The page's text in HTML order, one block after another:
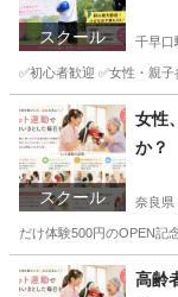
スクール 千早口
✅初心者歓迎 ✅女性・親
大阪 河内長野市
スクール
女性
か？
奈良県
だけ体験500円のOPEN記
奈良 天理市 天理
高齢